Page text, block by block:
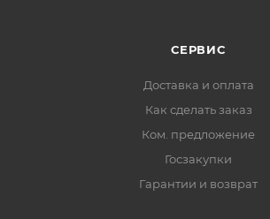
СЕРВИС
Доставка и оплата
Как сделать заказ
Ком. предложение
Госзакупки
Гарантии и возврат